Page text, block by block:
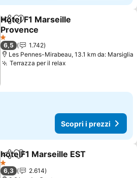
CondividiAggiungi ai preferiti
Hotel F1 Marseille
Provence
Scopri i prezzi
1 Stelle
6,5
1.742
Les Pennes-Mirabeau, 13.1 km da: Marsiglia
Terrazza per il relaxScopri i prezzi
Scopri i prezzi
CondividiAggiungi ai preferiti
hotelF1 Marseille EST
1 Stelle
6,3
2.614